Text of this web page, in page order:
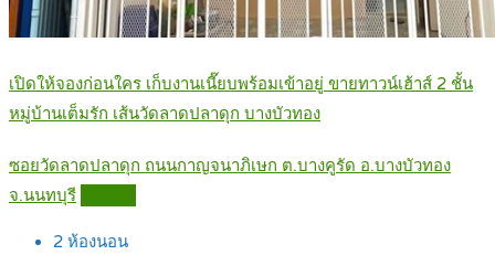
เปิดให้จองก่อนใคร เก็บงานเนี๊ยบพร้อมเข้าอยู่ ขายทาวน์เฮ้าส์ 2 ชั้น
หมู่บ้านเต็มรัก เส้นวัดลาดปลาดุก บางบัวทอง
ซอยวัดลาดปลาดุก ถนนกาญจนาภิเษก ต.บางคูรัด อ.บางบัวทอง
จ.นนทบุรี
2 ห้องนอน